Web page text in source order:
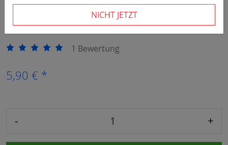
8 Stück verfügbar
1 Bewertung
5,90 € *
- +
NICHT JETZT